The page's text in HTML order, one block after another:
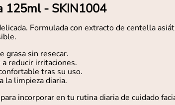
125ml - SKIN1004
Formulada con extracto de centella
grasa sin resecar.
reducir irritaciones.
tras su uso.
la limpieza diaria.
incorporar en tu rutina diaria de cuidado